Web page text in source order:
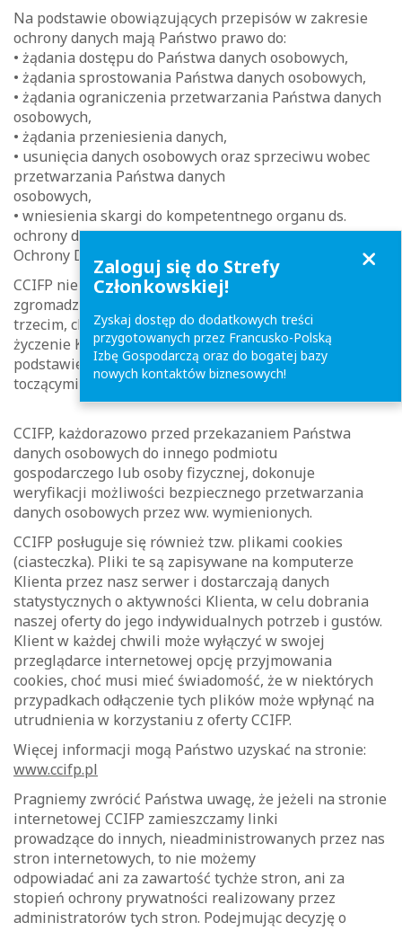
Na podstawie obowiązujących przepisów w zakresie
ochrony danych mają Państwo prawo do:
• żądania dostępu do Państwa danych osobowych,
• żądania sprostowania Państwa danych osobowych,
• żądania ograniczenia przetwarzania Państwa danych
osobowych,
• żądania przeniesienia danych,
• usunięcia danych osobowych oraz sprzeciwu wobec
przetwarzania Państwa danych
osobowych,
• wniesienia skargi do kompetentnego organu ds.
ochrony danych osobowych (Prezes Urzędu
Ochrony Danych Osobowych).
CCIFP nie przekazuje, nie sprzedaje ani nie użycza
zgromadzonych danych osobowych Klientów osobom
trzecim, chyba że dzieje się to za wyraźną zgodą lub na
życzenie Klienta albo na żądanie uprawnionych na
podstawie prawa organów państwa w związku z
toczącymi się postępowaniami.
CCIFP, każdorazowo przed przekazaniem Państwa
danych osobowych do innego podmiotu
gospodarczego lub osoby fizycznej, dokonuje
weryfikacji możliwości bezpiecznego przetwarzania
danych osobowych przez ww. wymienionych.
CCIFP posługuje się również tzw. plikami cookies
(ciasteczka). Pliki te są zapisywane na komputerze
Klienta przez nasz serwer i dostarczają danych
statystycznych o aktywności Klienta, w celu dobrania
naszej oferty do jego indywidualnych potrzeb i gustów.
Klient w każdej chwili może wyłączyć w swojej
przeglądarce internetowej opcję przyjmowania
cookies, choć musi mieć świadomość, że w niektórych
przypadkach odłączenie tych plików może wpłynąć na
utrudnienia w korzystaniu z oferty CCIFP.
Więcej informacji mogą Państwo uzyskać na stronie:
www.ccifp.pl
Pragniemy zwrócić Państwa uwagę, że jeżeli na stronie
internetowej CCIFP zamieszczamy linki
prowadzące do innych, nieadministrowanych przez nas
stron internetowych, to nie możemy
odpowiadać ani za zawartość tychże stron, ani za
stopień ochrony prywatności realizowany przez
administratorów tych stron. Podejmując decyzję o
Zaloguj się do Strefy
Członkowskiej!
Zyskaj dostęp do dodatkowych treści
przygotowanych przez Francusko-Polską
Izbę Gospodarczą oraz do bogatej bazy
nowych kontaktów biznesowych!